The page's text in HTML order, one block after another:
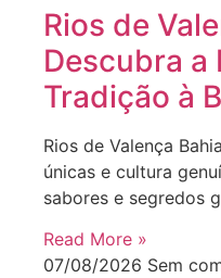
Rios de
Descubra a
Tradição à
Rios de Valença
únicas e cultura
sabores e segredos
Read More »
07/08/2026 Sem